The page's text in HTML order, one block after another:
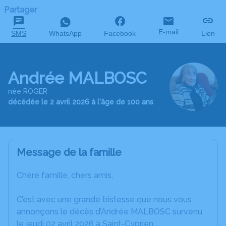
Partager
SMS WhatsApp Facebook E-mail Lien
Andrée MALBOSC
née ROGER
décédée le 2 avril 2026 à l'âge de 100 ans
Message de la famille
Chère famille, chers amis,
C’est avec une grande tristesse que nous vous
annonçons le décès d’Andrée MALBOSC survenu
le jeudi 02 avril 2026 à Saint-Cyprien.